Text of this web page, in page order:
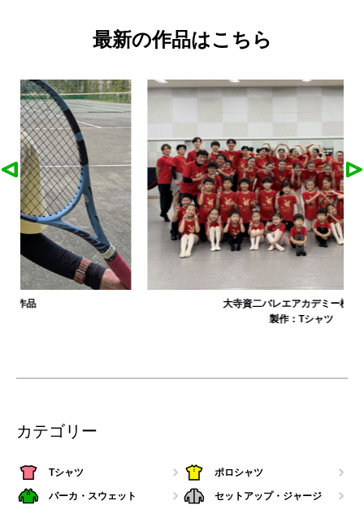
最新の作品はこちら
大寺資二バレエアカデミー様の作品
カテゴリー
Tシャツ ポロシャツ
パーカ・スウェット セットアップ・ジャージ